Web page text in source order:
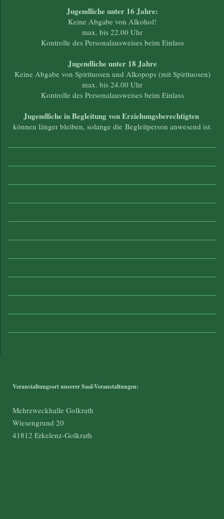
Jugendliche unter 16 Jahre:
Keine Abgabe von Alkohol!
max. bis 22.00 Uhr
Kontrolle des Personalausweises beim Einlass
Jugendliche unter 18 Jahre
Keine Abgabe von Spirituosen und Alkopops (mit Spirituosen)
max. bis 24.00 Uhr
Kontrolle des Personalausweises beim Einlass
Jugendliche in Begleitung von Erziehungsberechtigten
können länger bleiben, solange die Begleitperson anwesend ist.
Veranstaltungsort unserer Saal-Veranstaltungen:
Mehrzweckhalle Golkrath
Wiesengrund 20
41812 Erkelenz-Golkrath